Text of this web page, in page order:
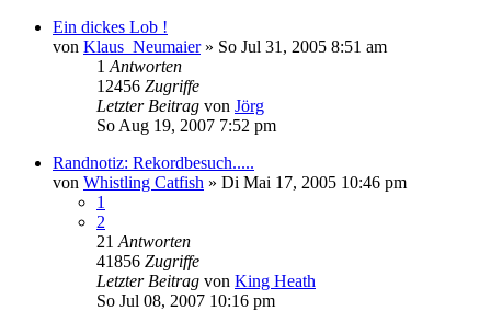
Ein dickes Lob !
von Klaus_Neumaier» So Jul 31, 2005 8:51 am
1 Antworten
12456 Zugriffe
Letzter Beitrag von Jörg
So Aug 19, 2007 7:52 pm
Randnotiz: Rekordbesuch.....
von Whistling Catfish » Di Mai 17, 2005 10:46 pm
1
2
21 Antworten
41856 Zugriffe
Letzter Beitrag von King Heath
So Jul 08, 2007 10:16 pm